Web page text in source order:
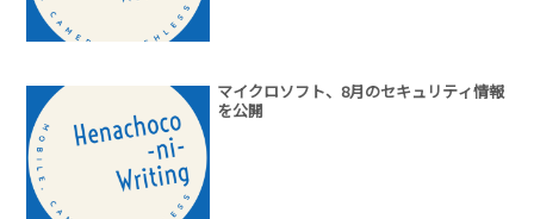
マイクロソフト、8月のセキュリティ情報
を公開